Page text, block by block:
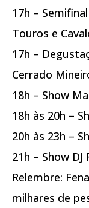
17h –
Touros e
17h –
Cerrado
18h – Show
18h às 20h –
20h às 23h –
21h – Show
Relembre:
milhares de